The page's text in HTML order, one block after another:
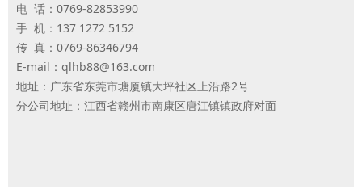
电 话：0769-82853990
手 机：137 1272 5152
传 真：0769-86346794
E-mail：qlhb88@163.com
地址：广东省东莞市塘厦镇大坪社区上沿路2号
分公司地址：江西省赣州市南康区唐江镇镇政府对面